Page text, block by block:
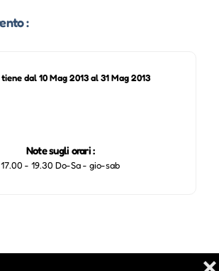
:
dal 10 Mag 2013 al 31 Mag 2013
Note sugli orari :
17.00 - 19.30 Do-Sa - gio-sab